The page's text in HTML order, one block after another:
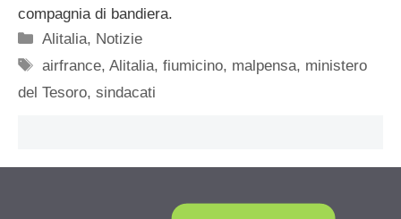
compagnia di bandiera.
Categorie
Alitalia, Notizie
Tag
airfrance,Alitalia,fiumicino, malpensa, ministero
del Tesoro, sindacati